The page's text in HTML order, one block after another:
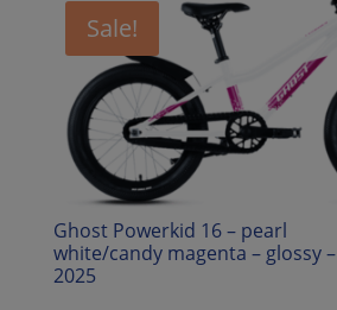
Sale!
Ghost Powerkid 16 – pearl
white/candy magenta – glossy –
2025